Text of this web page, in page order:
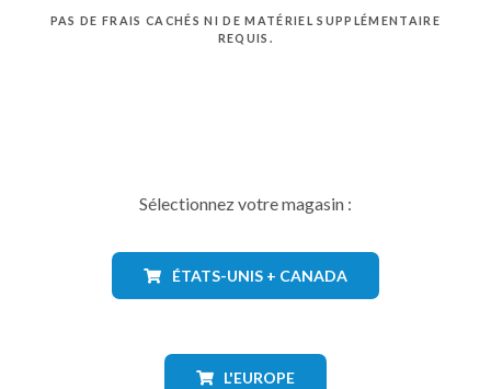
PAS DE FRAIS CACHÉS NI DE MATÉRIEL SUPPLÉMENTAIRE
REQUIS.
Sélectionnez votre magasin :
ÉTATS-UNIS + CANADA
L'EUROPE